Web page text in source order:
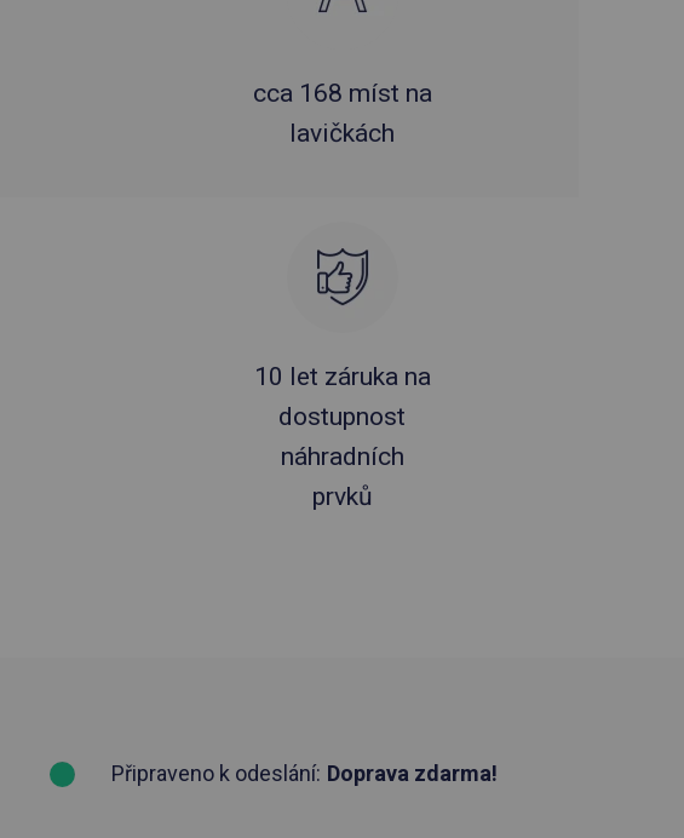
cca 168 míst na
lavičkách
10 let záruka na
dostupnost
náhradních
prvků
Připraveno k odeslání: Doprava zdarma!